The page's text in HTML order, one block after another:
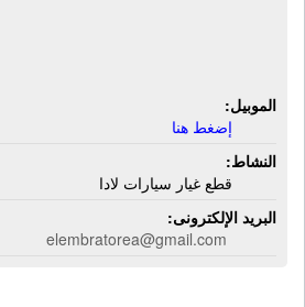
الموبيل:
إضغط هنا
النشاط:
قطع غيار سيارات لادا
البريد الإلكترونى:
elembratorea@gmail.com